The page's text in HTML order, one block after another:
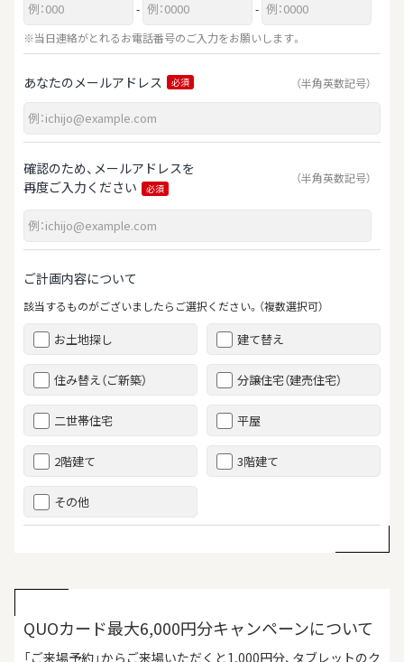
-
-
※当日連絡がとれるお電話番号のご入力をお願いします。
あなたのメールアドレス 必須 （半角英数記号）
確認のため、メールアドレスを
再度ご入力ください
必須
（半角英数記号）
ご計画内容について
該当するものがございましたらご選択ください。（複数選択可）
お土地探し 建て替え
住み替え（ご新築） 分譲住宅（建売住宅）
二世帯住宅 平屋
2階建て 3階建て
その他
QUOカード最大6,000円分キャンペーンについて
「ご来場予約」からご来場いただくと1,000円分、タブレットのク